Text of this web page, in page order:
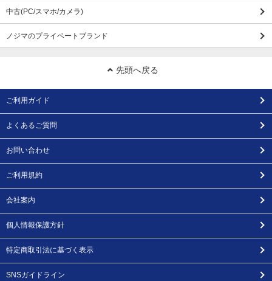
中古(PC/スマホ/カメラ)
ノジマのプライベートブランド
先頭へ戻る
ご利用ガイド
よくあるご質問
お問い合わせ
ご利用規約
会社案内
個人情報保護方針
特定商取引法に基づく表示
SNSガイドライン